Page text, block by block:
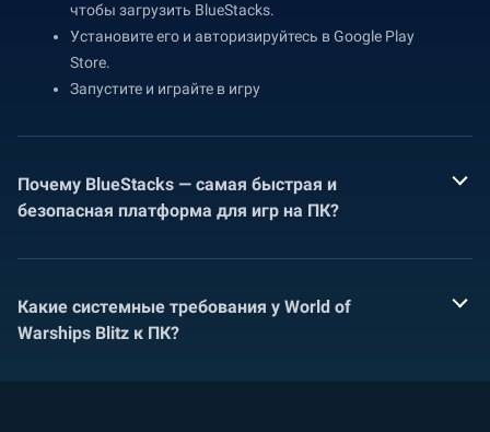
чтобы загрузить BlueStacks.
Установите его и авторизируйтесь в Google Play
Store.
Запустите и играйте в игру
Почему BlueStacks — самая быстрая и
безопасная платформа для игр на ПК?
Какие системные требования у World of
Warships Blitz к ПК?